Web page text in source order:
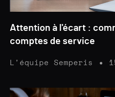
Attention à l'écart :
comptes de service
L'équipe Semperis